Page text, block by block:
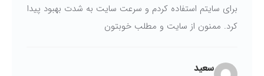
برای سایتم استفاده کردم و سرعت سایت به شدت بهبود پیدا
کرد. ممنون از سایت و مطلب خوبتون
سعید